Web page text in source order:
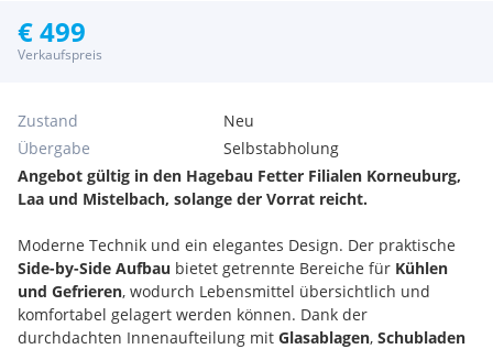
€ 499
Verkaufspreis
Zustand
Neu
Übergabe
Selbstabholung
Angebot gültig in den Hagebau Fetter Filialen Korneuburg,
Laa und Mistelbach, solange der Vorrat reicht.
Moderne Technik und ein elegantes Design. Der praktische
Side-by-Side Aufbau bietet getrennte Bereiche für Kühlen
und Gefrieren, wodurch Lebensmittel übersichtlich und
komfortabel gelagert werden können. Dank der
durchdachten Innenaufteilung mit Glasablagen, Schubladen